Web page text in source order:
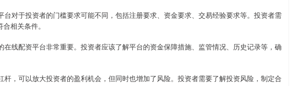
台对于投资者的门槛要求可能不同，包括注册要求、资金要求、交易经验要求等。投资者需
相关条件。
线配资平台非常重要。投资者应该了解平台的资金保障措施、监管情况、历史记录等，确
，可以放大投资者的盈利机会，但同时也增加了风险。投资者需要了解投资风险，制定合